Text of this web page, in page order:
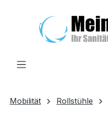
Mobilität Rollstühle